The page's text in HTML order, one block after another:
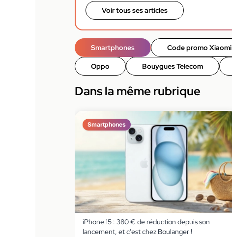
Voir tous ses articles
Smartphones Code promo Xiaomi
Oppo Bouygues Telecom
Dans la même rubrique
Smartphones
iPhone 15 : 380 € de réduction depuis son
lancement, et c'est chez Boulanger !